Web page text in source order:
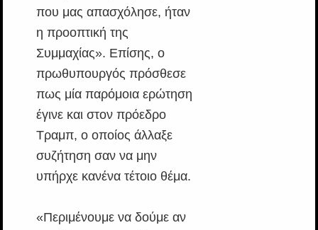
που μας απασχόλησε, ήταν
η προοπτική της
Συμμαχίας». Επίσης, ο
πρωθυπουργός πρόσθεσε
πως μία παρόμοια ερώτηση
έγινε και στον πρόεδρο
Τραμπ, ο οποίος άλλαξε
συζήτηση σαν να μην
υπήρχε κανένα τέτοιο θέμα.
«Περιμένουμε να δούμε αν